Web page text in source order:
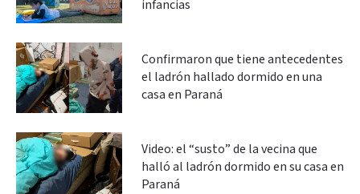
infancias
Confirmaron que tiene antecedentes
el ladrón hallado dormido en una
casa en Paraná
Video: el “susto” de la vecina que
halló al ladrón dormido en su casa en
Paraná